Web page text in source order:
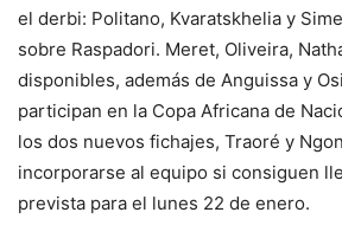
el derbi: Politano, Kvaratskhelia y
sobre Raspadori. Meret, Oliveira,
disponibles, además de Anguissa y
participan en la Copa Africana de
los dos nuevos fichajes, Traoré y
incorporarse al equipo si consiguen
prevista para el lunes 22 de enero.